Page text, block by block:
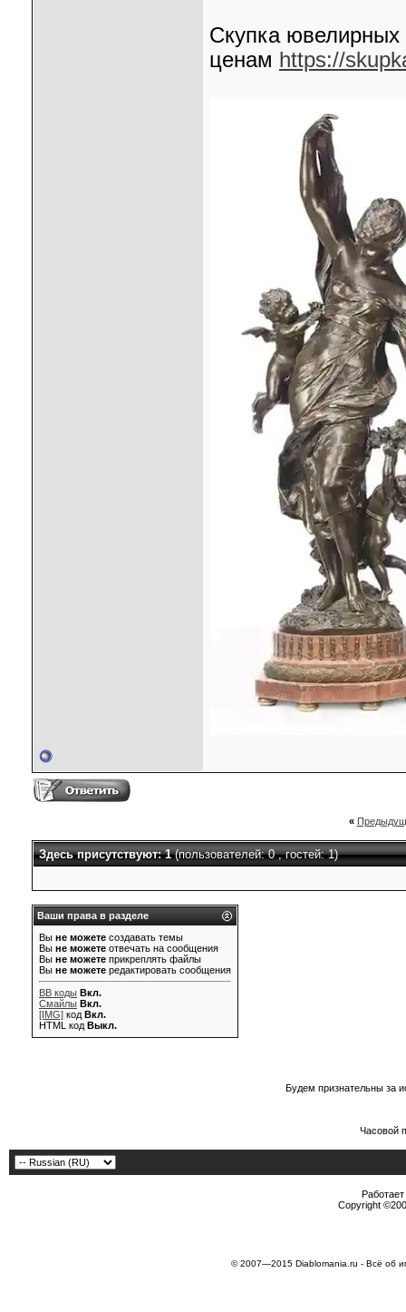
Скупка
ценам https://
«
Здесь присутствуют: 1(пользователей: 0 , гостей: 1)
Ваши права в разделе
Вы не можете создавать темы
Вы не можете отвечать на сообщения
Вы не можете прикреплять файлы
Вы не можете редактировать сообщения
BB коды Вкл.
Смайлы Вкл.
[IMG] код Вкл.
HTML код Выкл.
Будем признательны за
Часовой
Copyright
© 2007—2015 Diablomania.ru - Всё об